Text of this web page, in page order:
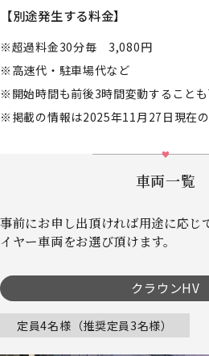
【別途発生する料金】
超過料金30分毎 3,080円
高速代・駐車場代など
開始時間も前後3時間変動することも
掲載の情報は2025年11月27日現在の
車両一覧
事前にお申し出頂ければ用途に応じ
イヤー車両をお選び頂けます。
クラウンHV
定員4名様（推奨定員3名様）